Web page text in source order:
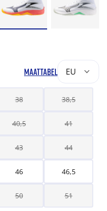
MAATTABEL EU
38 38,5
40,5 41
43 44
46 46,5
50 51